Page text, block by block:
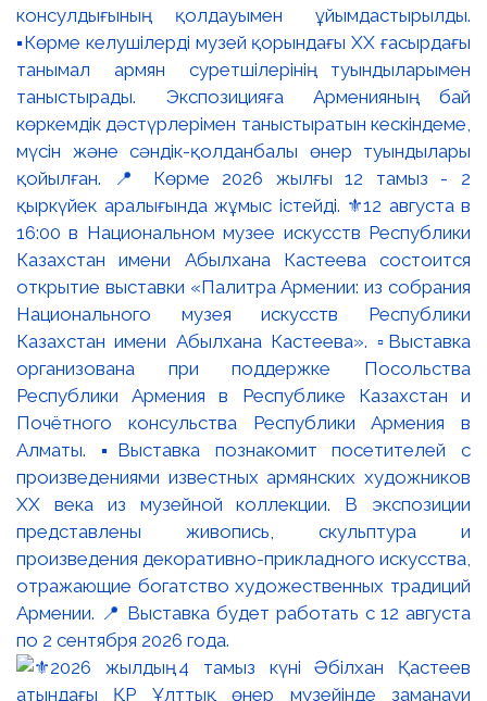
консулдығының қолдауымен ұйымдастырылды.
▪️Көрме келушілерді музей қорындағы ХХ ғасырдағы
танымал армян суретшілерінің туындыларымен
таныстырады. Экспозицияға Арменияның бай
көркемдік дәстүрлерімен таныстыратын кескіндеме,
мүсін және сәндік-қолданбалы өнер туындылары
қойылған. 📍 Көрме 2026 жылғы 12 тамыз - 2
қыркүйек аралығында жұмыс істейді. ⚜️12 августа в
16:00 в Национальном музее искусств Республики
Казахстан имени Абылхана Кастеева состоится
открытие выставки «Палитра Армении: из собрания
Национального музея искусств Республики
Казахстан имени Абылхана Кастеева». ▫️Выставка
организована при поддержке Посольства
Республики Армения в Республике Казахстан и
Почётного консульства Республики Армения в
Алматы. ▪️Выставка познакомит посетителей с
произведениями известных армянских художников
XX века из музейной коллекции. В экспозиции
представлены живопись, скульптура и
произведения декоративно-прикладного искусства,
отражающие богатство художественных традиций
Армении. 📍 Выставка будет работать с 12 августа
по 2 сентября 2026 года.